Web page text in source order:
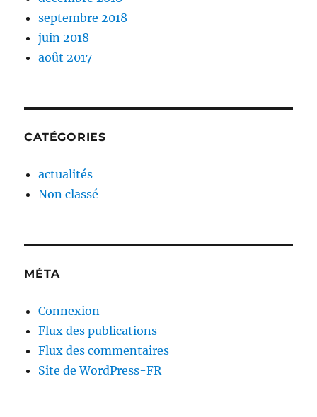
septembre 2018
juin 2018
août 2017
CATÉGORIES
actualités
Non classé
MÉTA
Connexion
Flux des publications
Flux des commentaires
Site de WordPress-FR